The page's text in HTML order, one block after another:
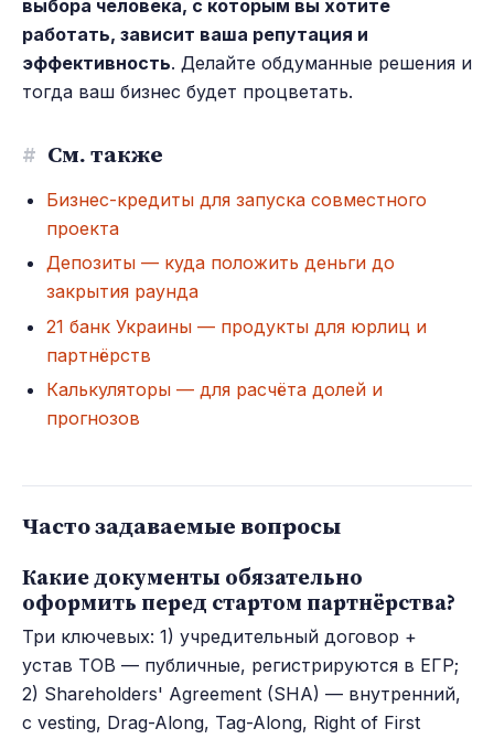
выбора человека, с которым вы хотите
работать, зависит ваша репутация и
эффективность. Делайте обдуманные решения и
тогда ваш бизнес будет процветать.
# См. также
Бизнес-кредиты для запуска совместного
проекта
Депозиты — куда положить деньги до
закрытия раунда
21 банк Украины — продукты для юрлиц и
партнёрств
Калькуляторы — для расчёта долей и
прогнозов
Часто задаваемые вопросы
Какие документы обязательно
оформить перед стартом партнёрства?
Три ключевых: 1) учредительный договор +
устав ТОВ — публичные, регистрируются в ЕГР;
2) Shareholders' Agreement (SHA) — внутренний,
с vesting, Drag-Along, Tag-Along, Right of First